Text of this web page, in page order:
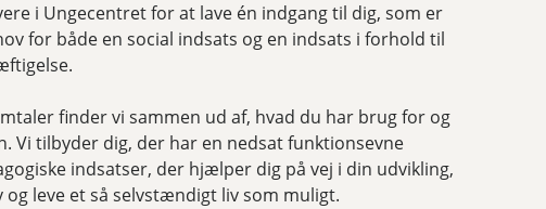
i Ungecentret for at lave én indgang til dig, som er
for både en social indsats og en indsats i forhold til
finder vi sammen ud af, hvad du har brug for og
Vi tilbyder dig, der har en nedsat funktionsevne
indsatser, der hjælper dig på vej i din udvikling,
og leve et så selvstændigt liv som muligt.